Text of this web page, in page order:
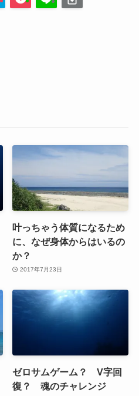
叶っちゃう体質になるため
に、なぜ身体からはいるの
か？
2017年7月23日
ゼロサムゲーム？ V字回
復？ 魂のチャレンジ